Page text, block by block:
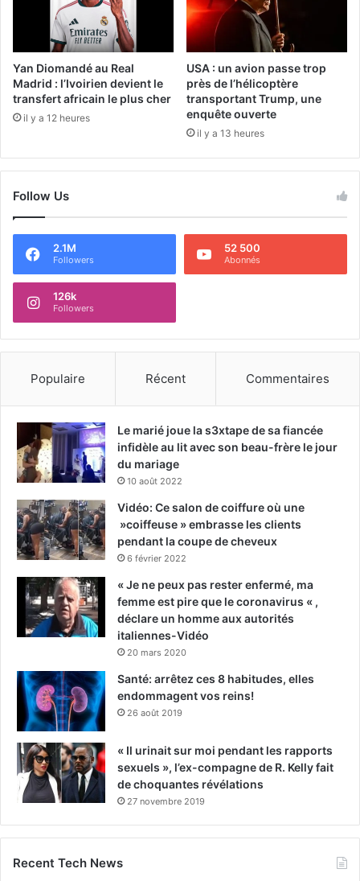
Yan Diomandé au Real
Madrid : l’Ivoirien devient le
transfert africain le plus cher
il y a 12 heures
USA : un avion passe trop
près de l’hélicoptère
transportant Trump, une
enquête ouverte
il y a 13 heures
Follow Us
2.1M
Followers
52 500
Abonnés
126k
Followers
Populaire Récent Commentaires
Le marié joue la s3xtape de sa fiancée
infidèle au lit avec son beau-frère le jour
du mariage
10 août 2022
Vidéo: Ce salon de coiffure où une
»coiffeuse » embrasse les clients
pendant la coupe de cheveux
6 février 2022
« Je ne peux pas rester enfermé, ma
femme est pire que le coronavirus « ,
déclare un homme aux autorités
italiennes-Vidéo
20 mars 2020
Santé: arrêtez ces 8 habitudes, elles
endommagent vos reins!
26 août 2019
« Il urinait sur moi pendant les rapports
sexuels », l’ex-compagne de R. Kelly fait
de choquantes révélations
27 novembre 2019
Recent Tech News